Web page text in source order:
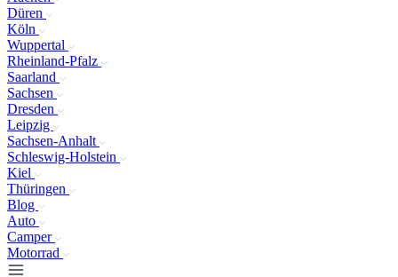
Düren
Köln
Wuppertal
Rheinland-Pfalz
Saarland
Sachsen
Dresden
Leipzig
Sachsen-Anhalt
Schleswig-Holstein
Kiel
Thüringen
Blog
Auto
Camper
Motorrad